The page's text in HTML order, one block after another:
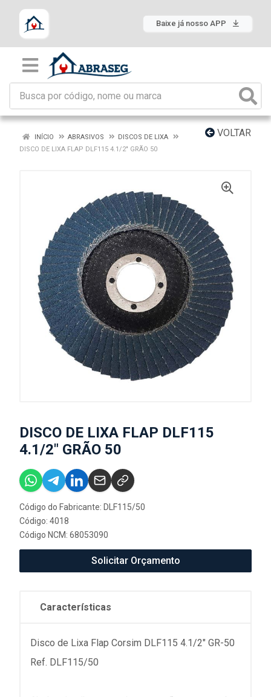
Baixe já nosso APP
VOLTAR
INÍCIO ABRASIVOS
DISCOS DE LIXA
DISCO DE LIXA FLAP DLF115 4.1/2" GRÃO 50
DISCO DE LIXA FLAP DLF115
4.1/2" GRÃO 50
Código do Fabricante: DLF115/50
Código: 4018
Código NCM: 68053090
Solicitar Orçamento
Características
Disco de Lixa Flap Corsim DLF115 4.1/2" GR-50
Ref. DLF115/50